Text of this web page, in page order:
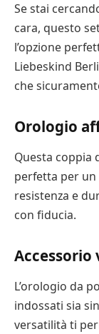
Se stai
cara, questo
l’opzione
Liebeskind
che
Orologio
Questa coppia
perfetta per un
resistenza e
con fiducia.
Accessorio
L’orologio da
indossati sia
versatilità ti